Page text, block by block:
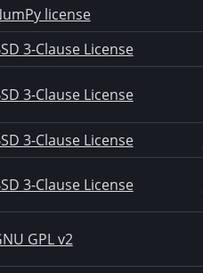
license
3-Clause License
3-Clause License
3-Clause License
3-Clause License
GPL v2